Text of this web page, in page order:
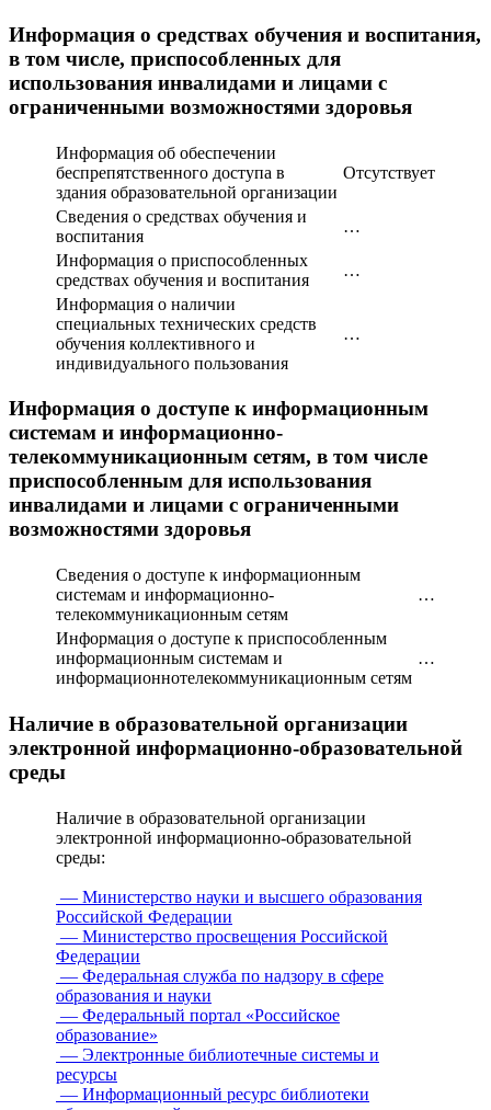
Информация о средствах обучения и воспитания,
в том числе, приспособленных для
использования инвалидами и лицами с
ограниченными возможностями здоровья
Информация об обеспечении
беспрепятственного доступа в
здания образовательной организации
Отсутствует
Сведения о средствах обучения и
воспитания
…
Информация о приспособленных
средствах обучения и воспитания
…
Информация о наличии
специальных технических средств
обучения коллективного и
индивидуального пользования
…
Информация о доступе к информационным
системам и информационно-
телекоммуникационным сетям, в том числе
приспособленным для использования
инвалидами и лицами с ограниченными
возможностями здоровья
Сведения о доступе к информационным
системам и информационно-
телекоммуникационным сетям
…
Информация о доступе к приспособленным
информационным системам и
информационнотелекоммуникационным сетям
…
Наличие в образовательной организации
электронной информационно-образовательной
среды
Наличие в образовательной организации
электронной информационно-образовательной
среды:
— Министерство науки и высшего образования
Российской Федерации
— Министерство просвещения Российской
Федерации
— Федеральная служба по надзору в сфере
образования и науки
— Федеральный портал «Российское
образование»
— Электронные библиотечные системы и
ресурсы
— Информационный ресурс библиотеки